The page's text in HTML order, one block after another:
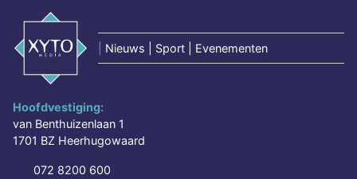
Nieuws | Sport | Evenementen
Hoofdvestiging:
van Benthuizenlaan 1
1701 BZ Heerhugowaard
072 8200 600